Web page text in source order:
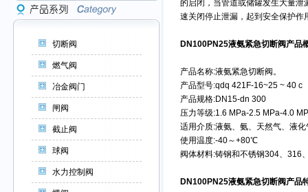
切断阀
燃气阀
冶金阀门
闸阀
截止阀
球阀
水力控制阀
的启闭，当管道或储罐发生大量
速关闭停止泄漏，起到安全保护作
DN100PN25液氨紧急切断阀产品
产品名称:液氨紧急切断阀。
产品型号:qdq 421F-16~25 ~ 40 c
产品规格:DN15-dn 300
压力等级:1.6 MPa-2.5 MPa-4.0
适用介质:液氨、氨、天然气、液化
使用温度:-40～+80℃
阀体材料:铸钢和不锈钢304、316
DN100PN25液氨紧急切断阀产品